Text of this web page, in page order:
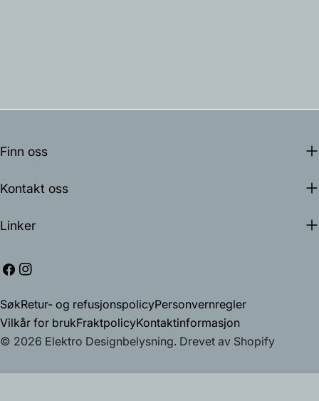
Finn oss
Kontakt oss
Linker
Facebook
Instagram
© 2026 Elektro Designbelysning. Drevet av Shopify
SøkRetur- og refusjonspolicyPersonvernregler
Vilkår for brukFraktpolicyKontaktinformasjon